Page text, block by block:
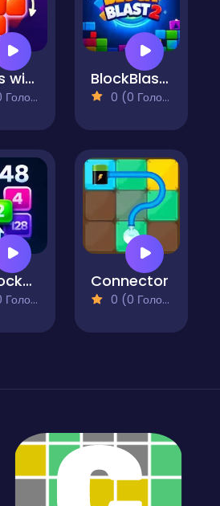
Blocks with a Twist BlockBlast2
0 (0 Голосів)
M2 Blocks 2048 Connector
0 (0 Голосів)